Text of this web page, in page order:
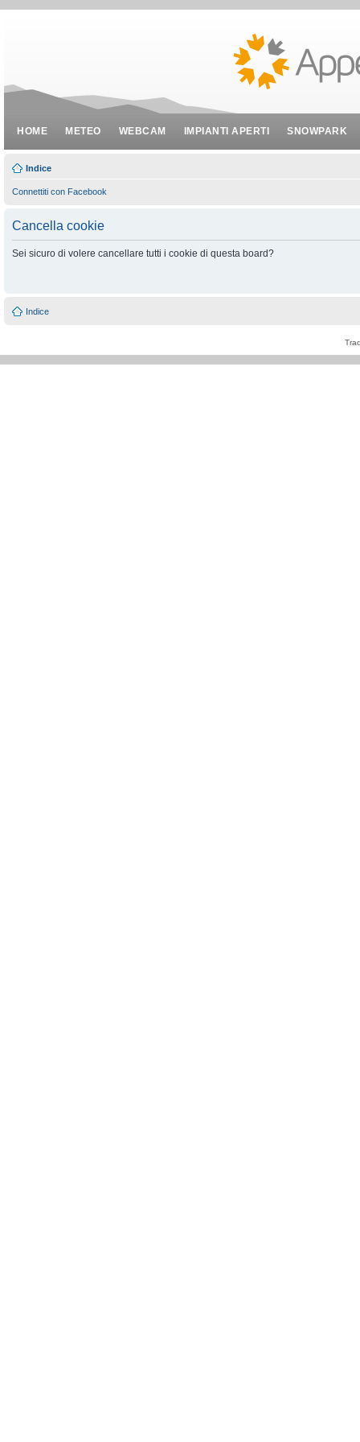
HOME METEO WEBCAM IMPIANTI APERTI SNOWPARK
Indice
Connettiti con Facebook
Cancella cookie
Sei sicuro di volere cancellare tutti i cookie di questa board?
Indice